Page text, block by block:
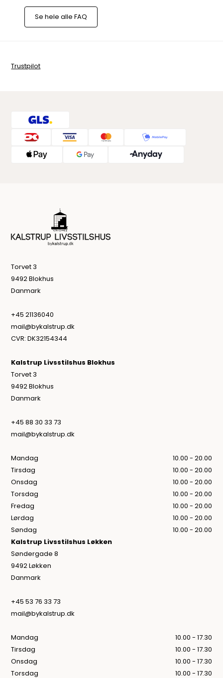
Se hele alle FAQ
Trustpilot
Torvet 3
9492 Blokhus
Danmark
+45 21136040
mail@bykalstrup.dk
CVR: DK32154344
Kalstrup Livsstilshus Blokhus
Torvet 3
9492 Blokhus
Danmark
+45 88 30 33 73
mail@bykalstrup.dk
Mandag
10.00 - 20.00
Tirsdag
10.00 - 20.00
Onsdag
10.00 - 20.00
Torsdag
10.00 - 20.00
Fredag
10.00 - 20.00
Lørdag
10.00 - 20.00
Søndag
10.00 - 20.00
Kalstrup Livsstilshus Løkken
Søndergade 8
9492 Løkken
Danmark
+45 53 76 33 73
mail@bykalstrup.dk
Mandag
10.00 - 17.30
Tirsdag
10.00 - 17.30
Onsdag
10.00 - 17.30
Torsdag
10.00 - 17.30